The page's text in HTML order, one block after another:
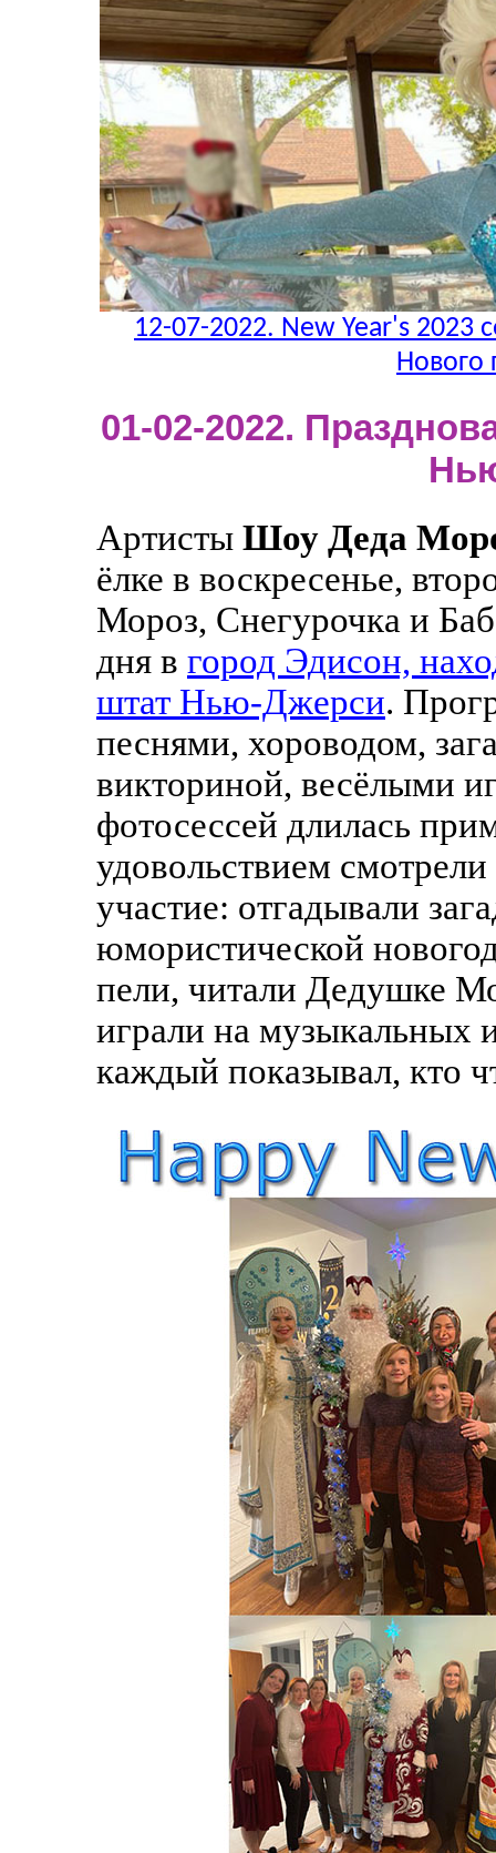
12-07-2022. New Year's 2023
Нового
01-02-2022.
Артисты Шоу Деда
ёлке в воскресенье,
Мороз, Снегурочка и
дня в город Эдисон,
штат Нью-Джерси.
песнями, хороводом,
викториной, весёлыми
фотосессей длилась
удовольствием
участие: отгадывали
юмористической
пели, читали Дедушке
играли на музыкальных
каждый показывал, кто